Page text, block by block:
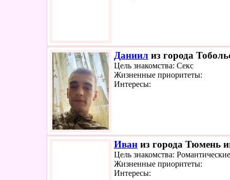
Даниил из города
Цель знакомства: Секс
Жизненные приоритеты:
Интересы:
Иван из города Тюмень
Цель знакомства:
Жизненные приоритеты:
Интересы: